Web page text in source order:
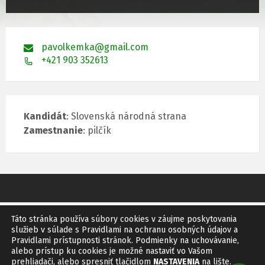
pavolkemka@gmail.com
+421 903 352613
Kandidát: Slovenská národná strana
Zamestnanie: pilčík
GDPR SITEMAP RSS
© 2011 Obec Bíňovce
Vytvoril:IMFDesign
Táto stránka používa súbory cookies v záujme poskytovania
služieb v súlade s Pravidlami na ochranu osobných údajov a
Pravidlami prístupnosti stránok. Podmienky na uchovávanie,
alebo prístup ku cookies je možné nastaviť vo Vašom
prehliadači, alebo spresniť tlačidlom NASTAVENIAna lište.